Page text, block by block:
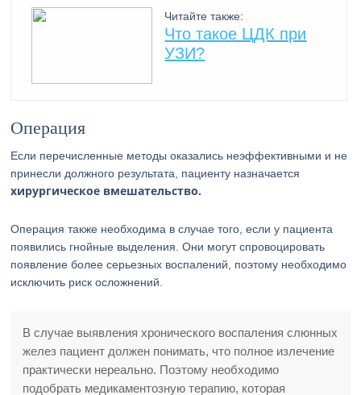
Читайте также:
Что такое ЦДК при
УЗИ?
Операция
Если перечисленные методы оказались неэффективными и не
принесли должного результата, пациенту назначается
хирургическое вмешательство.
Операция также необходима в случае того, если у пациента
появились гнойные выделения. Они могут спровоцировать
появление более серьезных воспалений, поэтому необходимо
исключить риск осложнений.
В случае выявления хронического воспаления слюнных
желез пациент должен понимать, что полное излечение
практически нереально. Поэтому необходимо
подобрать медикаментозную терапию, которая